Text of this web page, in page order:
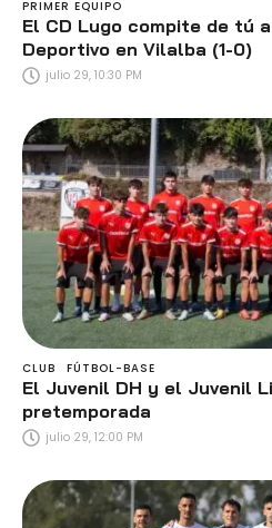
PRIMER EQUIPO
El CD Lugo compite de tú
Deportivo en Vilalba (1-0)
julio 29, 10:30 PM
CLUB FÚTBOL-BASE
El Juvenil DH y el Juvenil
pretemporada
julio 29, 12:00 PM